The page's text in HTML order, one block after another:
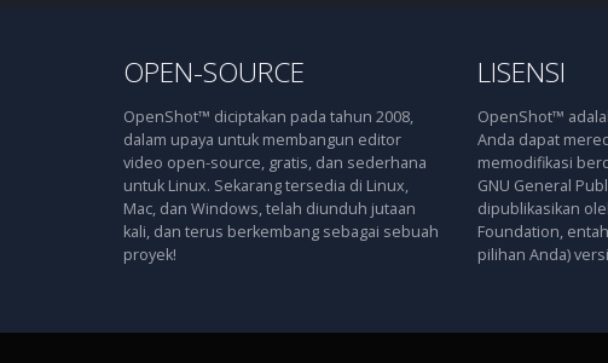
OPEN-SOURCE
OpenShot™ diciptakan pada tahun 2008,
dalam upaya untuk membangun editor
video open-source, gratis, dan sederhana
untuk Linux. Sekarang tersedia di Linux,
Mac, dan Windows, telah diunduh jutaan
kali, dan terus berkembang sebagai sebuah
proyek!
LISENSI
OpenShot™
Anda dapat
memodifikasi
GNU General
dipublikasikan
Foundation,
pilihan Anda)